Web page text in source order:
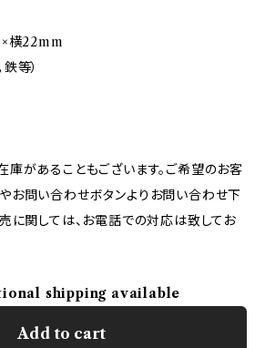
横22mm
等）
庫があることもございます。ご希望のお客
お問い合わせボタンよりお問い合わせ下
に関しては、お電話での対応は致してお
shipping available
Add to cart